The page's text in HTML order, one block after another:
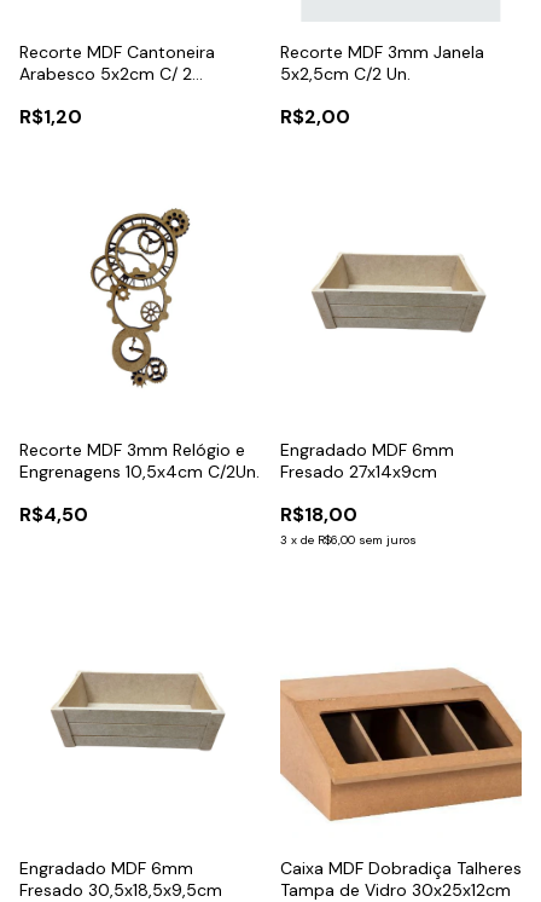
Recorte MDF Cantoneira
Arabesco 5x2cm C/ 2
R$1,20
Recorte MDF 3mm Janela
5x2,5cm C/2 Un.
R$2,00
Recorte MDF 3mm Relógio e
Engrenagens 10,5x4cm C/2Un.
R$4,50
Engradado MDF 6mm
Fresado 27x14x9cm
R$18,00
3 x de R$6,00 sem juros
Engradado MDF 6mm
Fresado 30,5x18,5x9,5cm
Caixa MDF Dobradiça Talheres
Tampa de Vidro 30x25x12cm